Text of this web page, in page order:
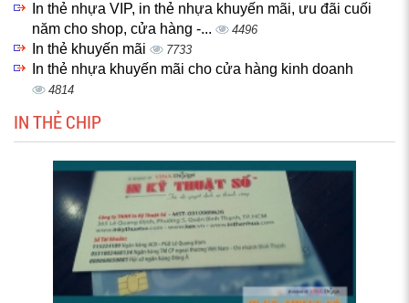
In thẻ nhựa VIP, in thẻ nhựa khuyến mãi, ưu đãi cuối
năm cho shop, cửa hàng -...
4496
In thẻ khuyến mãi 7733
In thẻ nhựa khuyến mãi cho cửa hàng kinh doanh
4814
IN THẺ CHIP